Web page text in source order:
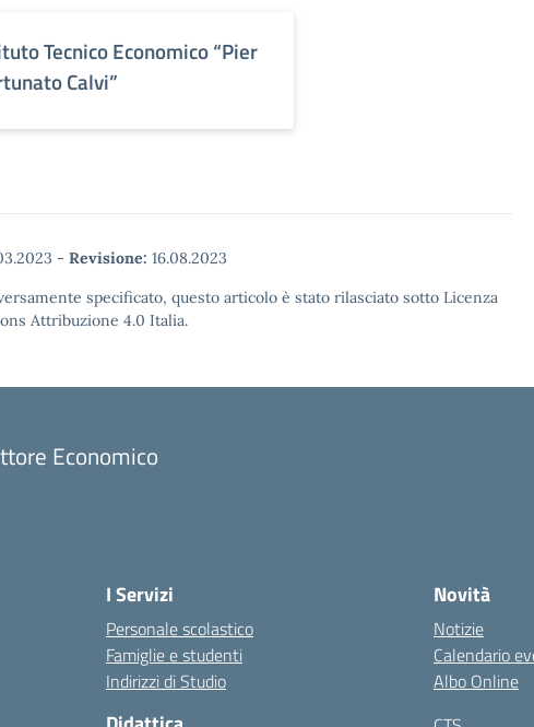
Tecnico Economico “Pier
Calvi”
- Revisione: 16.08.2023
specificato, questo articolo è stato rilasciato sotto Licenza
Attribuzione 4.0 Italia.
Economico
I Servizi
Personale scolastico
Famiglie e studenti
Indirizzi di Studio
Novità
Notizie
Calendario
Albo Online